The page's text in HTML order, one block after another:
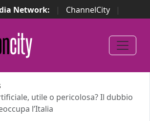
Network: | ChannelCity
|
SecurityOpenLab | Italian Channel
Project Awards
Italian Security
Awards
utile o pericolosa? Il dubbio
l’Italia